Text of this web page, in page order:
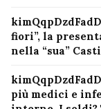
fiori”, la
nella “sua”
più medici e